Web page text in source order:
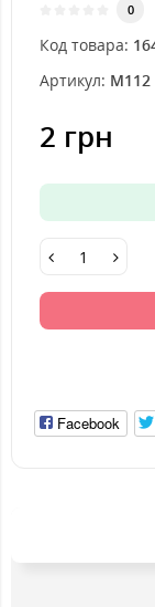
0
Код товара:
Артикул: M112
2 грн
Facebook